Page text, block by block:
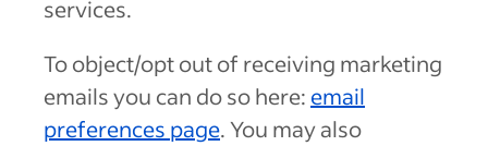
services.
To object/opt out of receiving marketing
emails you can do so here: email
preferences page. You may also